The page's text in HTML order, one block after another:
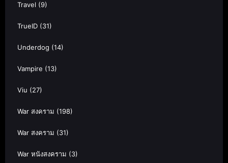
Travel (9)
TrueID (31)
Underdog (14)
Vampire (13)
Viu (27)
War สงคราม (198)
War สงคราม (31)
War หนังสงคราม (3)